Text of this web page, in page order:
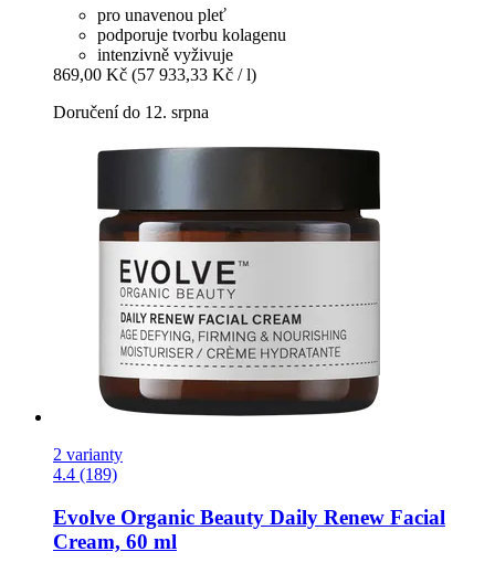
pro unavenou pleť
podporuje tvorbu kolagenu
intenzivně vyživuje
869,00 Kč (57 933,33 Kč / l)
Doručení do 12. srpna
2 varianty
4.4 (189)
Evolve Organic Beauty Daily Renew Facial
Cream, 60 ml